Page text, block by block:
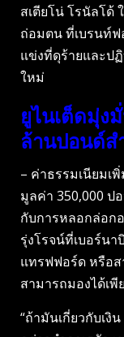
สเตียโน่ โรนัลโด้
ถ่อมตน ที่เบรนท์ฟ
แข่งที่ดุร้ายและป
ใหม่
ยูไนเต็ดมุ่ง
ล้านปอนด์ส
– ค่าธรรมเนียม
มูลค่า 350,000 ป
กับการหลอกล่อก
รุ่งโรจน์ที่เบอร์น
แทรฟฟอร์ด หรือ
สามารถมองได้เพี
“ถ้ามันเกี่ยวกับเงิ